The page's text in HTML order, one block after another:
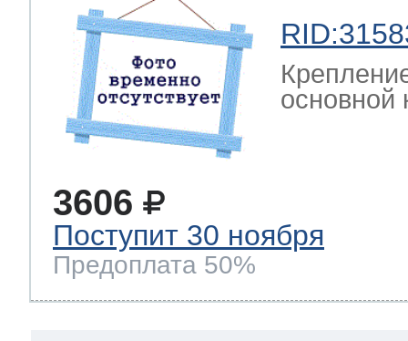
основной
3606
Поступит 30 ноября
Предоплата 50%